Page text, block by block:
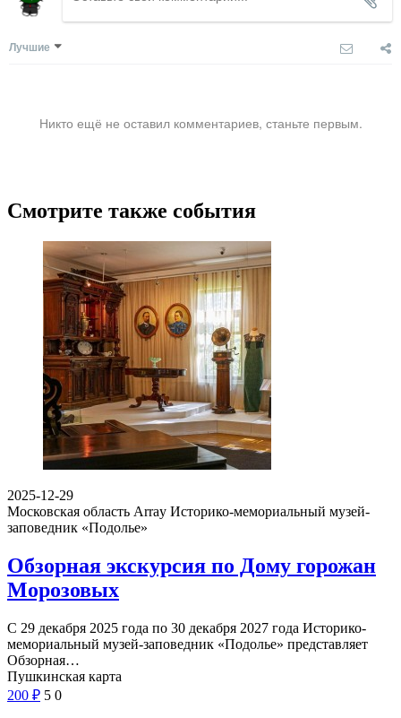
Лучшие
Никто ещё не оставил комментариев, станьте первым.
Смотрите также события
2025-12-29
Московская область Array Историко-мемориальный музей-
заповедник «Подолье»
Обзорная экскурсия по Дому горожан
Морозовых
С 29 декабря 2025 года по 30 декабря 2027 года Историко-
мемориальный музей-заповедник «Подолье» представляет
Обзорная…
Пушкинская карта
200 ₽ 5 0